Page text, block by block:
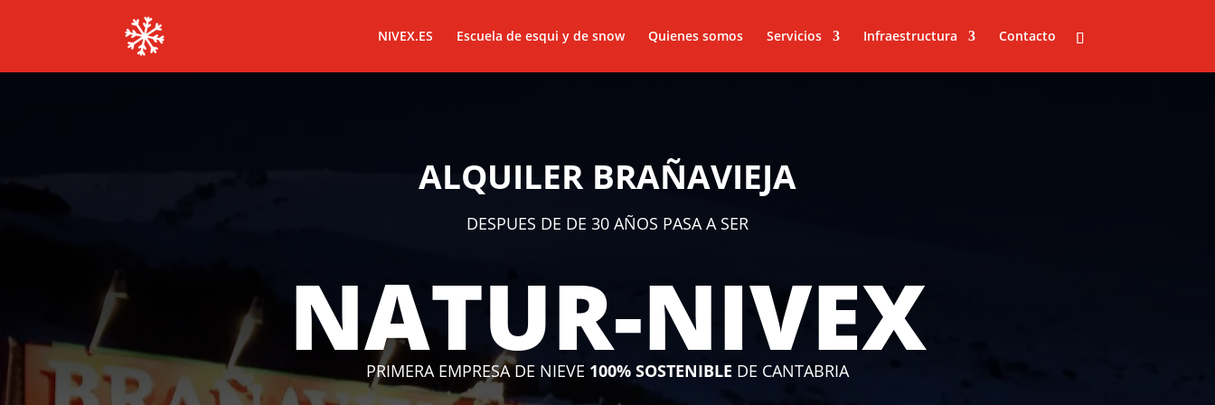
NIVEX.ES Escuela de esqui y de snow Quienes somos Servicios Infraestructura Contacto
ALQUILER BRAÑAVIEJA
DESPUES DE DE 30 AÑOS PASA A SER
NATUR-NIVEX
PRIMERA EMPRESA DE NIEVE 100% SOSTENIBLE DE CANTABRIA